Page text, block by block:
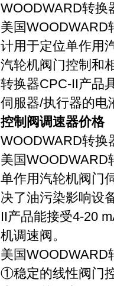
WOODWARD转换
美国WOODWARD
计用于定位单作用
汽轮机阀门控制和
转换器CPC-II产品
伺服器/执行器的电
控制阀调速器价格
WOODWARD转换
美国WOODWARD
单作用汽轮机阀门
决了油污染影响设
II产品能接受4-20
机调速阀。
美国WOODWARD
①稳定的线性阀门